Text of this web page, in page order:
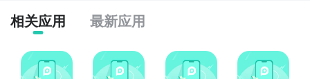
相关应用 最新应用